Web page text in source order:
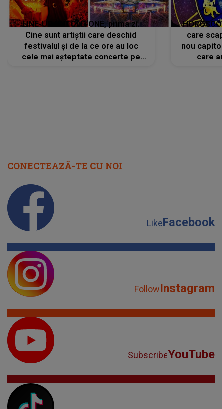
LINE-UP UNTOLD ONE, prima zi.
Cine sunt artiștii care deschid
festivalul și de la ce ore au loc
cele mai așteptate concerte pe
care
nou
care
CONECTEAZĂ-TE CU NOI
LikeFacebook
FollowInstagram
SubscribeYouTube